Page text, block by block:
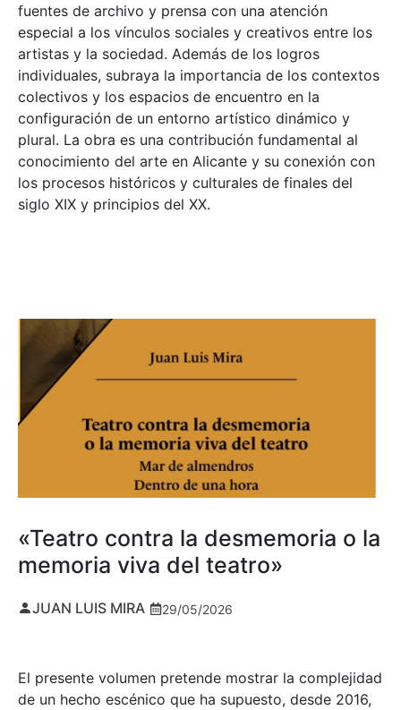
fuentes de archivo y prensa con una atención
especial a los vínculos sociales y creativos entre los
artistas y la sociedad. Además de los logros
individuales, subraya la importancia de los contextos
colectivos y los espacios de encuentro en la
configuración de un entorno artístico dinámico y
plural. La obra es una contribución fundamental al
conocimiento del arte en Alicante y su conexión con
los procesos históricos y culturales de finales del
siglo XIX y principios del XX.
«Teatro contra la desmemoria o la
memoria viva del teatro»
JUAN LUIS MIRA 29/05/2026
El presente volumen pretende mostrar la complejidad
de un hecho escénico que ha supuesto, desde 2016,